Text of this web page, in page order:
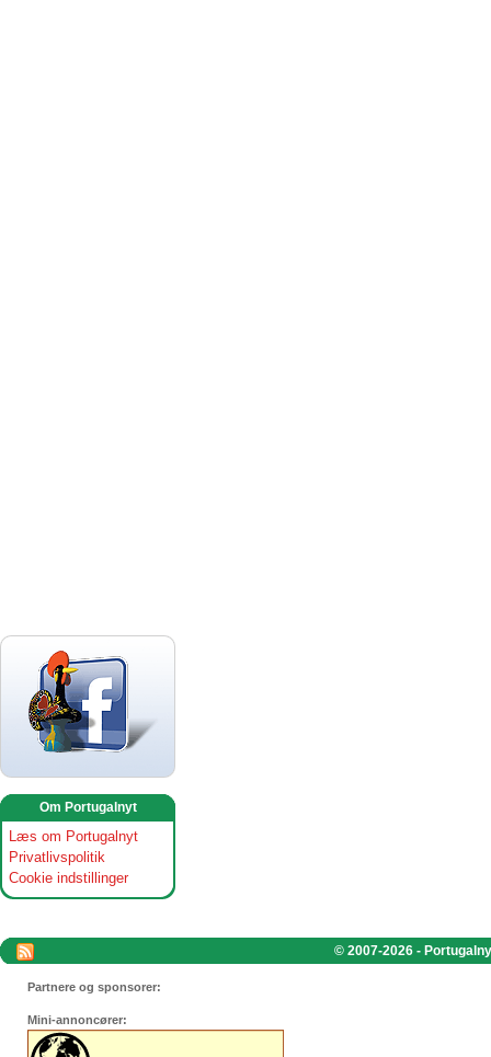
Om Portugalnyt
Læs om Portugalnyt
Privatlivspolitik
Cookie indstillinger
© 2007-2026 -
Partnere og sponsorer:
Mini-annoncører: